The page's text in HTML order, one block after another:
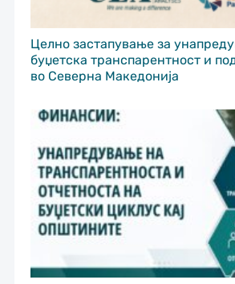
Целно застапување за
буџетска транспарентност и
во Северна Македонија